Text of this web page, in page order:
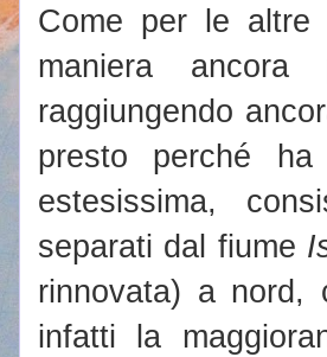
Come per le
maniera
raggiungendo
presto perché
estesissima,
separati dal fiume
rinnovata) a nord,
infatti la